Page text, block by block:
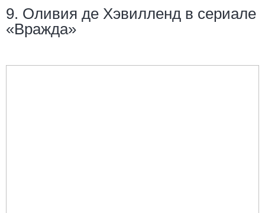
9. Оливия де Хэвилленд в сериале
«Вражда»